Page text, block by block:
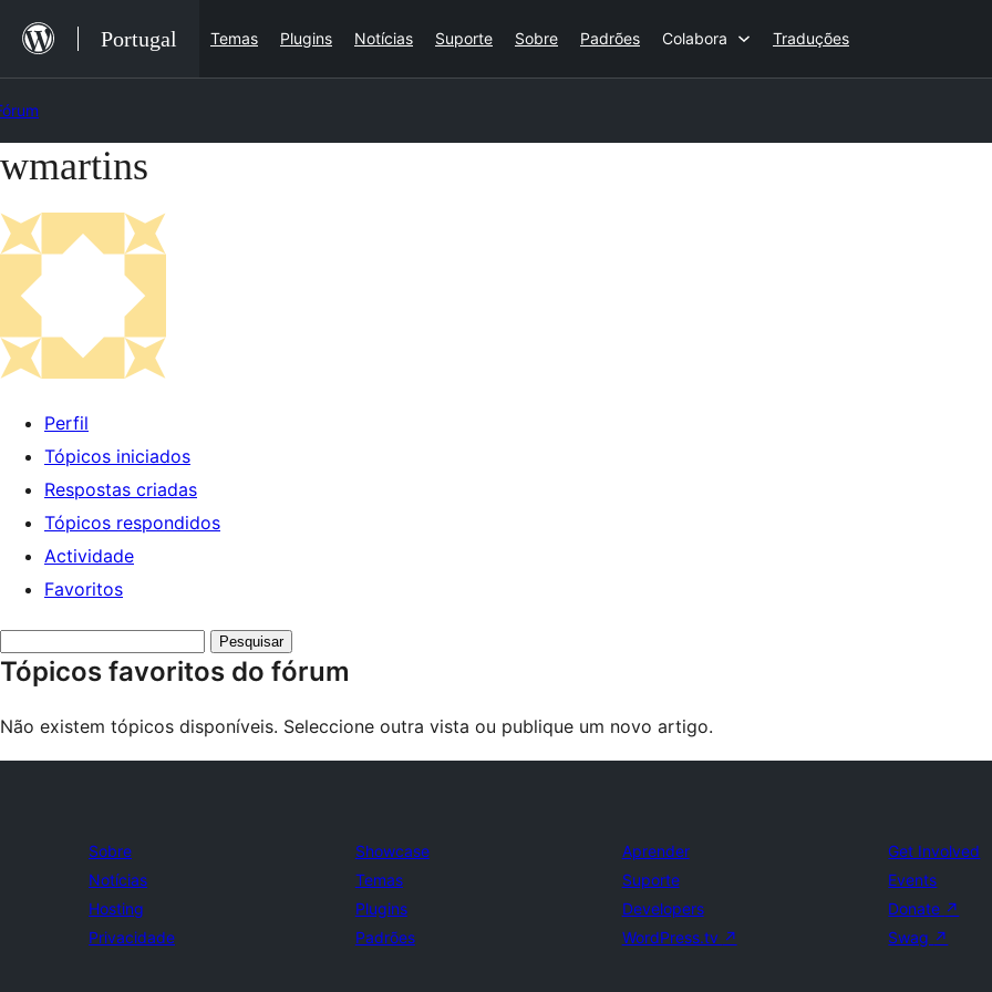
para
o
conteúdo
Portugal Temas Plugins Notícias Suporte Sobre Padrões Colabora Traduções
Saltar
o
conteúdo
wmartins
Perfil
Tópicos iniciados
Respostas criadas
Tópicos respondidos
Actividade
Favoritos
topics:
Tópicos favoritos do fórum
Não existem tópicos disponíveis. Seleccione outra vista ou publique um novo artigo.
Sobre
Notícias
Hosting
Privacidade
Showcase
Temas
Plugins
Padrões
Aprender
Suporte
Developers
WordPress.tv ↗
Get Involved
Events
Donate ↗
Swag ↗